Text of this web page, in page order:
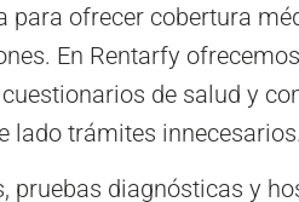
ofrecer cobertura
En Rentarfy
de salud y
lado trámites innecesarios.
pruebas diagnósticas y